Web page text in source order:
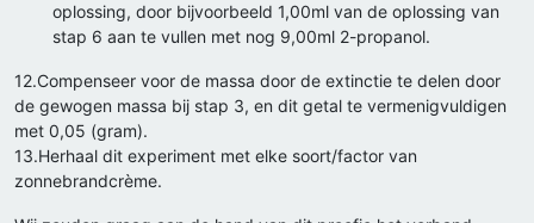
oplossing, door bijvoorbeeld 1,00ml van de oplossing van
stap 6 aan te vullen met nog 9,00ml 2-propanol.
12.Compenseer voor de massa door de extinctie te delen door
de gewogen massa bij stap 3, en dit getal te vermenigvuldigen
met 0,05 (gram).
13.Herhaal dit experiment met elke soort/factor van
zonnebrandcrème.